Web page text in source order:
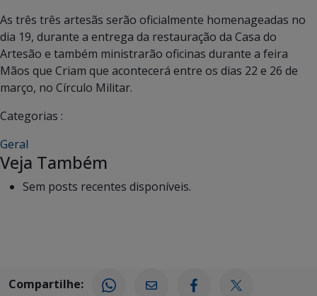
As três três artesãs serão oficialmente homenageadas no
dia 19, durante a entrega da restauração da Casa do
Artesão e também ministrarão oficinas durante a feira
Mãos que Criam que acontecerá entre os dias 22 e 26 de
março, no Círculo Militar.
Categorias :
Geral
Veja Também
Sem posts recentes disponíveis.
Compartilhe: